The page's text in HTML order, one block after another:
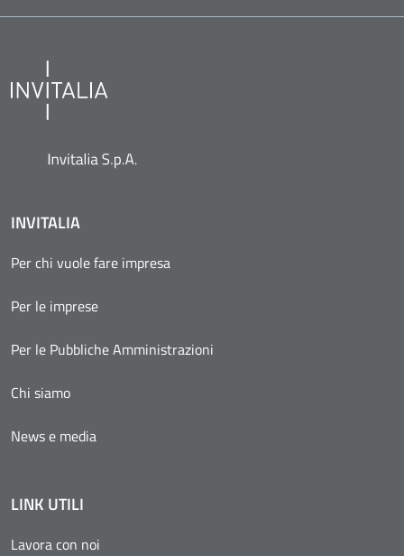
INVITALIA
Per chi vuole fare impresa
Per le imprese
Per le Pubbliche Amministrazioni
Chi siamo
News e media
LINK UTILI
Lavora con noi